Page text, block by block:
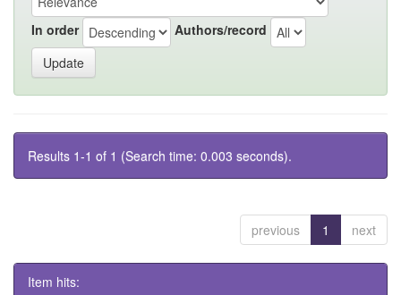
In order Authors/record
Results 1-1 of 1 (Search time: 0.003 seconds).
previous 1 next
Item hits: